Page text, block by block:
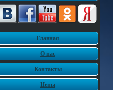
Главная
О нас
Контакты
Цены